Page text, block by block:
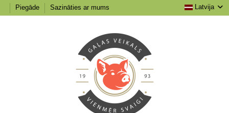
Piegāde Sazināties ar mums Latvija